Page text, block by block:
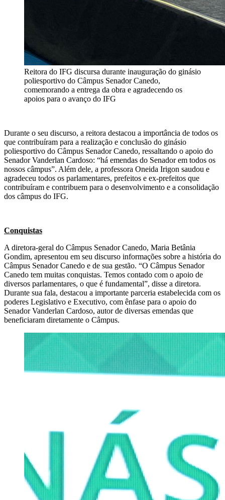
Reitora do IFG discursa durante inauguração do ginásio
poliesportivo do Câmpus Senador Canedo,
comemorando a entrega da obra e agradecendo os
apoios para o avanço do IFG
Durante o seu discurso, a reitora destacou a importância de todos os
que contribuíram para a realização e conclusão do ginásio
poliesportivo do Câmpus Senador Canedo, ressaltando o apoio do
Senador Vanderlan Cardoso: “há emendas do Senador em todos os
nossos câmpus”. Além dele, a professora Oneida Irigon saudou e
agradeceu todos os parlamentares, prefeitos e ex-prefeitos que
contribuíram e contribuem para o desenvolvimento e a consolidação
dos câmpus do IFG.
Conquistas
A diretora-geral do Câmpus Senador Canedo, Maria Betânia
Gondim, apresentou em seu discurso informações sobre a história do
Câmpus Senador Canedo e de sua gestão. “O Câmpus Senador
Canedo tem muitas conquistas. Temos contado com o apoio de
diversos parlamentares, o que é fundamental”, disse a diretora.
Durante sua fala, destacou a importante parceria estabelecida com os
poderes Legislativo e Executivo, com ênfase para o apoio do
Senador Vanderlan Cardoso, autor de diversas emendas que
beneficiaram diretamente o Câmpus.